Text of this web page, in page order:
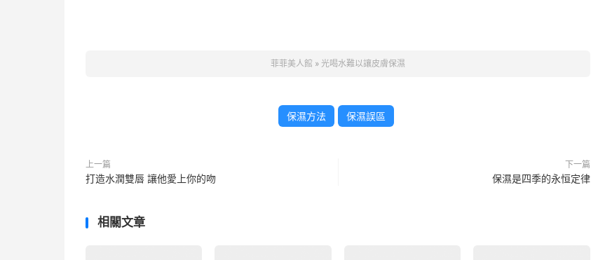
菲菲美人館 » 光喝水難以讓皮膚保濕
保濕方法 保濕誤區
上一篇
打造水潤雙唇 讓他愛上你的吻
下一篇
保濕是四季的永恒定律
相關文章